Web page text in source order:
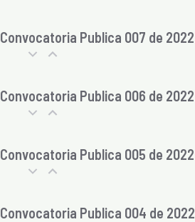
Convocatoria Publica 007 de 2022
Convocatoria Publica 006 de 2022
Convocatoria Publica 005 de 2022
Convocatoria Publica 004 de 2022